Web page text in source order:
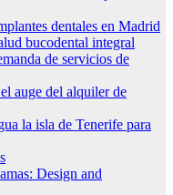
dentales en Madrid
bucodental integral
de servicios de
auge del alquiler de
la isla de Tenerife para
Design and